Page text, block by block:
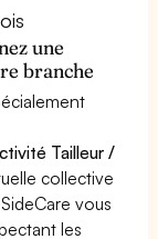
une
branche
Tailleur /
collective
vous
les